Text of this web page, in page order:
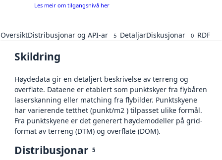
Les meir om tilgangsnivå her
OversiktDistribusjonar og API-ar 5 DetaljarDiskusjonar 0 RDF
Skildring
Høydedata gir en detaljert beskrivelse av terreng og
overflate. Dataene er etablert som punktskyer fra flybåren
laserskanning eller matching fra flybilder. Punktskyene
har varierende tetthet (punkt/m2 ) tilpasset ulike formål.
Fra punktskyene er det generert høydemodeller på grid-
format av terreng (DTM) og overflate (DOM).
Distribusjonar 5